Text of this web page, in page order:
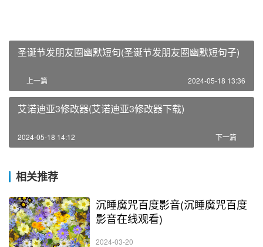
圣诞节发朋友圈幽默短句(圣诞节发朋友圈幽默短句子)
上一篇 2024-05-18 13:36
艾诺迪亚3修改器(艾诺迪亚3修改器下载)
下一篇
2024-05-18 14:12
相关推荐
沉睡魔咒百度影音(沉睡魔咒百度
影音在线观看)
2024-03-20